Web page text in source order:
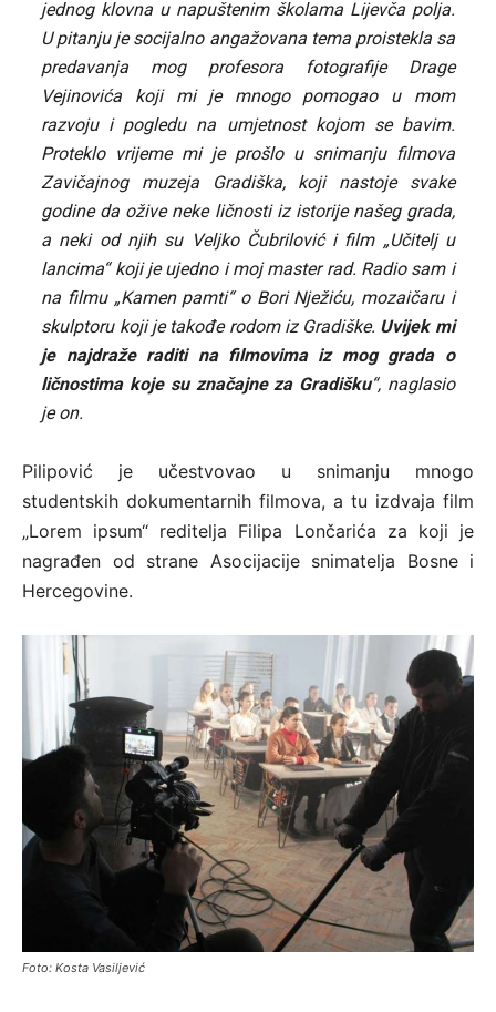
jednog klovna u napuštenim školama Lijevča polja.
U pitanju je socijalno angažovana tema proistekla sa
predavanja mog profesora fotografije Drage
Vejinovića koji mi je mnogo pomogao u mom
razvoju i pogledu na umjetnost kojom se bavim.
Proteklo vrijeme mi je prošlo u snimanju filmova
Zavičajnog muzeja Gradiška, koji nastoje svake
godine da ožive neke ličnosti iz istorije našeg grada,
a neki od njih su Veljko Čubrilović i film „Učitelj u
lancima“ koji je ujedno i moj master rad. Radio sam i
na filmu „Kamen pamti“ o Bori Nježiću, mozaičaru i
skulptoru koji je takođe rodom iz Gradiške. Uvijek mi
je najdraže raditi na filmovima iz mog grada o
ličnostima koje su značajne za Gradišku“, naglasio
je on.
Pilipović je učestvovao u snimanju mnogo
studentskih dokumentarnih filmova, a tu izdvaja film
„Lorem ipsum“ reditelja Filipa Lončarića za koji je
nagrađen od strane Asocijacije snimatelja Bosne i
Hercegovine.
Foto: Kosta Vasiljević